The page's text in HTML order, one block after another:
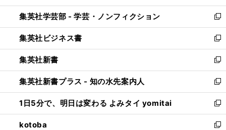
開
く
ウ
で
開
く
ン
ド
ウ
で
開
く
ウ
ィ
ン
ド
ウ
で
開
く
集英社学芸部 - 学芸・ノンフィクション
新
し
い
ウ
ィ
ン
ド
ウ
で
開
く
集英社ビジネス書
新
し
い
ウ
ィ
ン
ド
ウ
で
集英社新書
新
し
い
ウ
ィ
ン
ド
集英社新書プラス - 知の水先案内人
新
し
い
ウ
ィ
1日5分で、明日は変わる よみタイ yomitai
新
し
い
kotoba
新